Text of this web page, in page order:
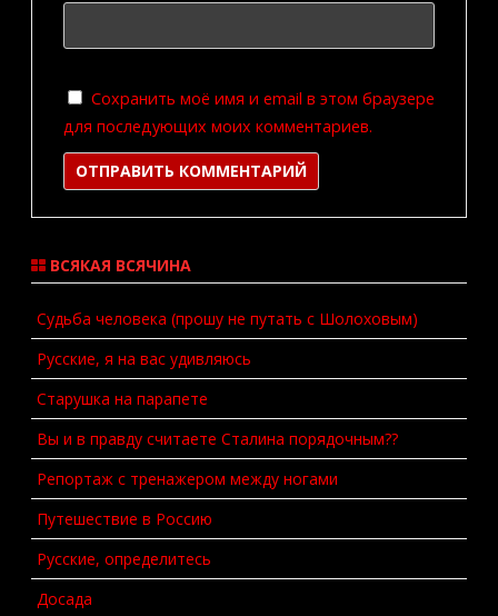
Сохранить моё имя и email в этом браузере
для последующих моих комментариев.
ВСЯКАЯ ВСЯЧИНА
Судьба человека (прошу не путать с Шолоховым)
Русские, я на вас удивляюсь
Старушка на парапете
Вы и в правду считаете Сталина порядочным??
Репортаж с тренажером между ногами
Путешествие в Россию
Русские, определитесь
Досада